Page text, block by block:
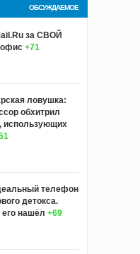
ОБСУЖДАЕМОЕ
за СВОЙ
+71
ловушка:
обхитрил
использующих
телефон
детокса.
его нашёл +69